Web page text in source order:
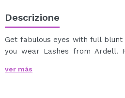
Descrizione
Get fabulous eyes with full
you wear Lashes from Ardell.
100% human hair.
ver más